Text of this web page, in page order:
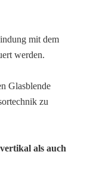
mit dem
werden.
Glasblende
zu
vertikal als auch